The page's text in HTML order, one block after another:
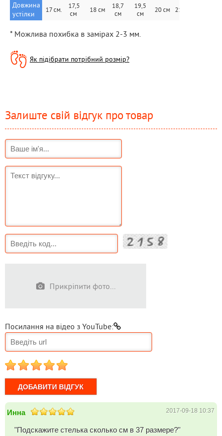
Довжина
устілки
17 см.
17,5
см
18 см
18,7
см
19,5
см
20 см 21 см
* Можлива похибка в замірах 2-3 мм.
Як підібрати потрібний розмір?
Залиште свій відгук про товар
Прикріпити фото...
Посилання на відео з YouTube:
1 2 3 4 5
Инна 2017-09-18 10:37
"Подскажите стелька сколько см в 37 размере?"